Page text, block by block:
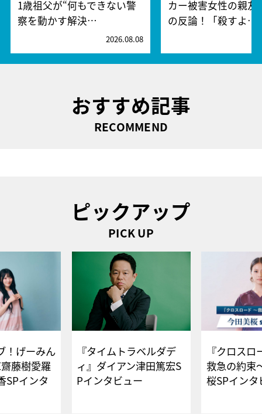
1歳祖父が“何もできない警
察を動かす解決…
2026.08.08
カー被害女性の親友
の反論！「殺すよ…
おすすめ記事
RECOMMEND
ピックアップ
PICK UP
！げーみん
藤樹愛羅
SPインタ
『タイムトラベルダデ
ィ』ダイアン津田篤宏S
Pインタビュー
『クロス
救急の約束
桜SPイ